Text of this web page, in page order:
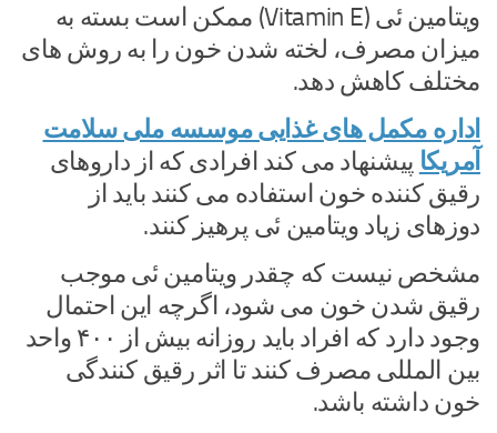
ویتامین ئی (Vitamin E) ممکن است بسته به
میزان مصرف، لخته شدن خون را به روش های
مختلف کاهش دهد.
اداره مکمل های غذایی موسسه ملی سلامت
آمریکا پیشنهاد می کند افرادی که از داروهای
رقیق کننده خون استفاده می کنند باید از
دوزهای زیاد ویتامین ئی پرهیز کنند.
مشخص نیست که چقدر ویتامین ئی موجب
رقیق شدن خون می شود، اگرچه این احتمال
وجود دارد که افراد باید روزانه بیش از ۴۰۰ واحد
بین المللی مصرف کنند تا اثر رقیق کنندگی
خون داشته باشد.